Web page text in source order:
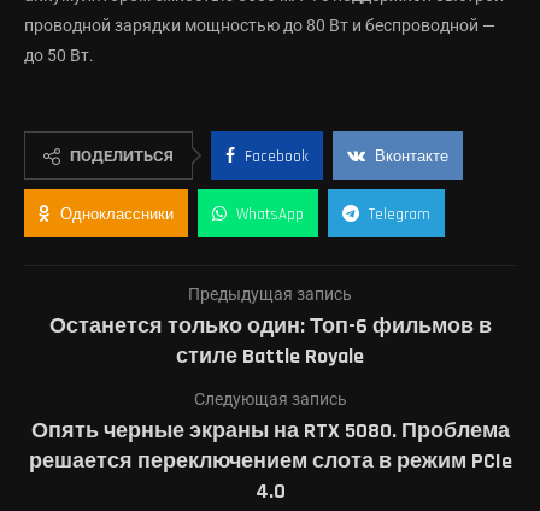
проводной зарядки мощностью до 80 Вт и беспроводной —
до 50 Вт.
ПОДЕЛИТЬСЯ Facebook Вконтакте
Одноклассники WhatsApp Telegram
Предыдущая запись
Останется только один: Топ-6 фильмов в
стиле Battle Royale
Следующая запись
Опять черные экраны на RTX 5080. Проблема
решается переключением слота в режим PCIe
4.0